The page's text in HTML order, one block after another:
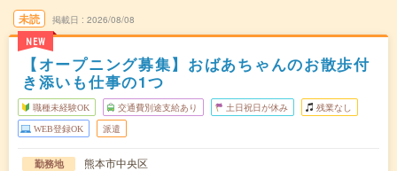
未読
NEW
掲載日 2026/08/08
【オープニング募集】おばあちゃんのお散歩付
き添いも仕事の1つ
職種未経験OK 交通費別途支給あり 土日祝日が休み 残業なし
WEB登録OK 派遣
勤務地
熊本市中央区